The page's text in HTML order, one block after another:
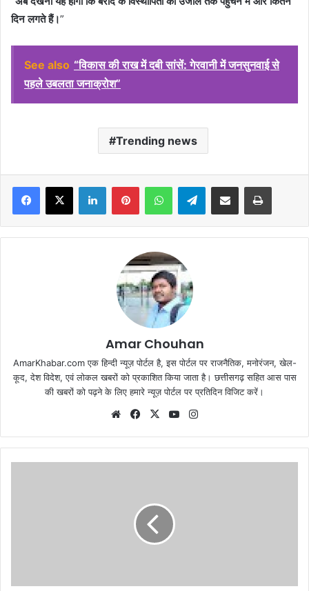
दिन लगते हैं।”
See also “विकास की राख में दबी सांसें: गेरवानी में जनसुनवाई से
पहले उबलता जनाक्रोश”
Trending news
Facebook
X LinkedInPinterestWhatsAppTelegramShare via Email Print
Amar Chouhan
AmarKhabar.com एक हिन्दी न्यूज़ पोर्टल है, इस पोर्टल पर राजनैतिक, मनोरंजन, खेल-
कूद, देश विदेश, एवं लोकल खबरों को प्रकाशित किया जाता है। छत्तीसगढ़ सहित आस पास
की खबरों को पढ़ने के लिए हमारे न्यूज़ पोर्टल पर प्रतिदिन विजिट करें।
WebsiteFacebook
X YouTube